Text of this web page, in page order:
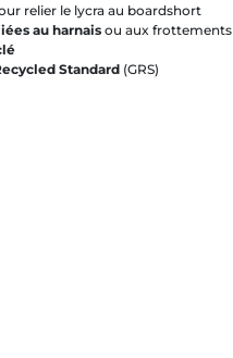
relier le lycra au boardshort
au harnaisou aux frottements
Standard(GRS)